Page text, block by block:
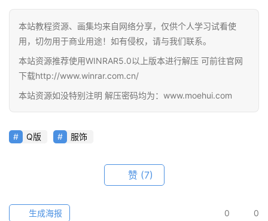
会
资
源
开
素
本站教程资源、画集均来自网络分享，仅供个人学习试看使
用，切勿用于商业用途！如有侵权，请与我们联系。
本站资源推荐使用WINRAR5.0以上版本进行解压 可前往官网
下载http://www.winrar.com.cn/
本站资源如没特别注明 解压密码均为：www.moehui.com
Q版 服饰
赞 (7)
0 0
生成海报